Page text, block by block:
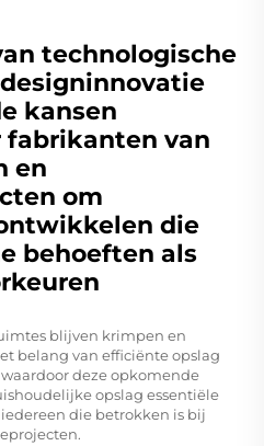
technologische
kansen
fabrikanten van
en
om
die
behoeften als
blijven krimpen en
belang van efficiënte opslag
deze opkomende
opslag essentiële
die betrokken is bij